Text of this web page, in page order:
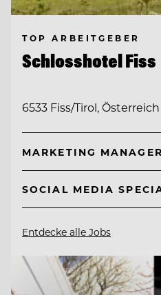
TOP ARBEITGEBER
Schlosshotel Fiss
6533 Fiss/Tirol, Österreich
MARKETING
SOCIAL MEDIA
Entdecke alle Jobs